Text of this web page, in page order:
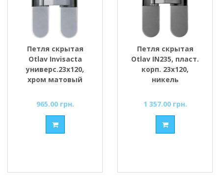
Петля скрытая
Otlav Invisacta
универс.23x120,
хром матовый
965.00 грн.
Петля скрытая
Otlav IN235, пласт.
корп. 23x120,
никель
1 357.00 грн.